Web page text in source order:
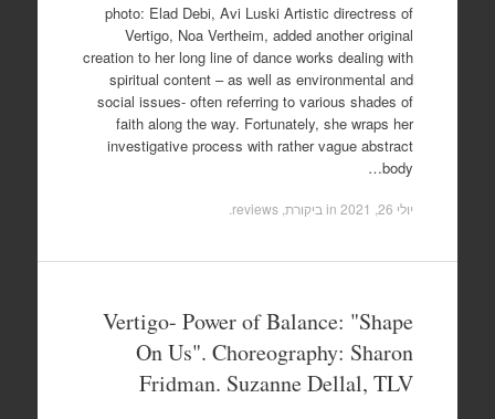
photo: Elad Debi, Avi Luski Artistic directress of
Vertigo, Noa Vertheim, added another original
creation to her long line of dance works dealing with
spiritual content – as well as environmental and
social issues- often referring to various shades of
faith along the way. Fortunately, she wraps her
investigative process with rather vague abstract
body…
יולי 26, 2021 in ביקורת, reviews
Vertigo- Power of Balance: "Shape
On Us". Choreography: Sharon
Fridman. Suzanne Dellal, TLV